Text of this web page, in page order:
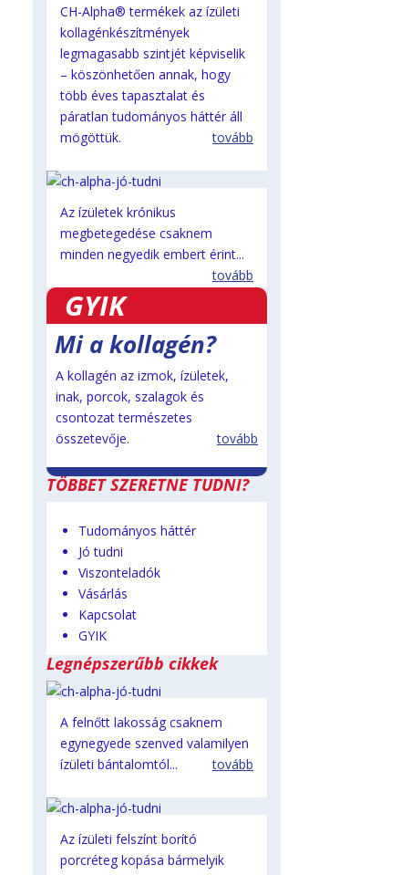
CH-Alpha® termékek az ízületi
kollagénkészítmények
legmagasabb szintjét képviselik
– köszönhetően annak, hogy
több éves tapasztalat és
páratlan tudományos háttér áll
mögöttük.
tovább
Az ízületek krónikus
megbetegedése csaknem
minden negyedik embert érint...
tovább
GYIK
Mi a kollagén?
A kollagén az izmok, ízületek,
inak, porcok, szalagok és
csontozat természetes
összetevője.
tovább
TÖBBET SZERETNE TUDNI?
Tudományos háttér
Jó tudni
Viszonteladók
Vásárlás
Kapcsolat
GYIK
Legnépszerűbb cikkek
A felnőtt lakosság csaknem
egynegyede szenved valamilyen
ízületi bántalomtól...
tovább
Az ízületi felszínt borító
porcréteg kopása bármelyik